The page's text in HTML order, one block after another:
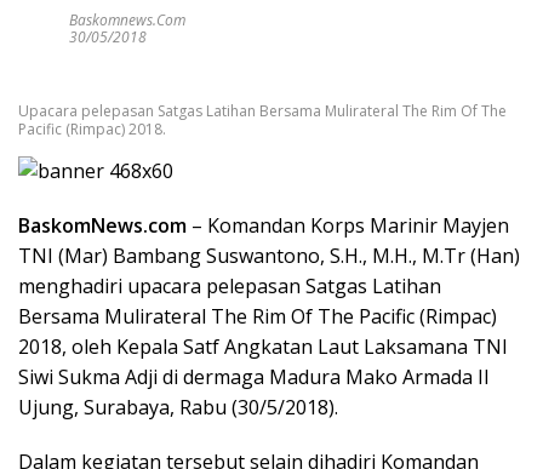
Baskomnews.com
30/05/2018
Upacara pelepasan Satgas Latihan Bersama Mulirateral The Rim Of The
Pacific (Rimpac) 2018.
BaskomNews.com – Komandan Korps Marinir Mayjen
TNI (Mar) Bambang Suswantono, S.H., M.H., M.Tr (Han)
menghadiri upacara pelepasan Satgas Latihan
Bersama Mulirateral The Rim Of The Pacific (Rimpac)
2018, oleh Kepala Satf Angkatan Laut Laksamana TNI
Siwi Sukma Adji di dermaga Madura Mako Armada II
Ujung, Surabaya, Rabu (30/5/2018).
Dalam kegiatan tersebut selain dihadiri Komandan